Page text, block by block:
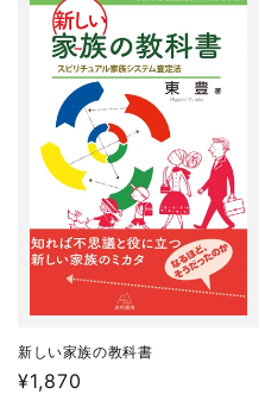
格
新しい家族の教科書
通
¥1,870